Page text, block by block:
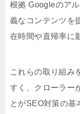
根拠 Googleのア
義なコンテンツを
在時間や直帰率に
これらの取り組み
すく、クローラー
とがSEO対策の基